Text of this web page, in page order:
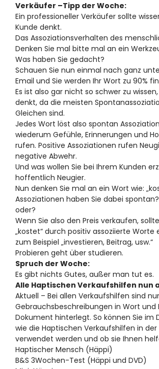
Verkäufer –Tipp der Woche:
Ein professioneller Verkäufer sollte
Kunde denkt.
Das Assoziationsverhalten des
Denken Sie mal bitte mal an ein
Was haben Sie gedacht?
Schauen Sie nun einmal nach ganz
Email und Sie werden Ihr Wort zu 90%
Es ist also gar nicht so schwer zu
denkt, da die meisten
Gleichen sind.
Jedes Wort löst also spontan
wiederum Gefühle, Erinnerungen und
rufen. Positive Assoziationen rufen
negative Abwehr.
Und was wollen Sie bei Ihrem Kunden
hoffentlich Neugier.
Nun denken Sie mal an ein Wort wie:
Assoziationen haben Sie dabei
oder?
Wenn Sie also den Preis verkaufen,
„kostet“ durch positiv assoziierte Worte
zum Beispiel „investieren, Beitrag, usw.“
Probieren geht über studieren.
Spruch der Woche:
Es gibt nichts Gutes, außer man tut es.
Alle Haptischen Verkaufshilfen nun
Aktuell – Bei allen Verkaufshilfen sind
Gebrauchsbeschreibungen in Wort und
Dokument hinterlegt. So können Sie im
wie die Haptischen Verkaufshilfen in der
verwendet werden und ob sie Ihnen
Haptischer Mensch (Häppi)
B&S 3Wochen-Test (Häppi und DVD)